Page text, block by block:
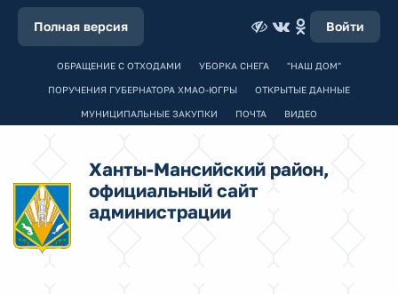
Полная версия Войти
ОБРАЩЕНИЕ С ОТХОДАМИ УБОРКА СНЕГА "НАШ ДОМ"
ПОРУЧЕНИЯ ГУБЕРНАТОРА ХМАО-ЮГРЫ ОТКРЫТЫЕ ДАННЫЕ
МУНИЦИПАЛЬНЫЕ ЗАКУПКИ ПОЧТА ВИДЕО
Ханты-Мансийский район,
официальный сайт
администрации